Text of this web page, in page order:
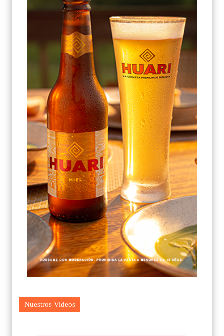
Nuestros Videos